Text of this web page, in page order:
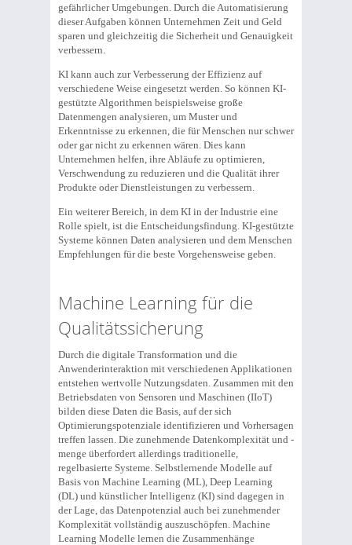
gefährlicher Umgebungen. Durch die Automatisierung
dieser Aufgaben können Unternehmen Zeit und Geld
sparen und gleichzeitig die Sicherheit und Genauigkeit
verbessern.
KI kann auch zur Verbesserung der Effizienz auf
verschiedene Weise eingesetzt werden. So können KI-
gestützte Algorithmen beispielsweise große
Datenmengen analysieren, um Muster und
Erkenntnisse zu erkennen, die für Menschen nur schwer
oder gar nicht zu erkennen wären. Dies kann
Unternehmen helfen, ihre Abläufe zu optimieren,
Verschwendung zu reduzieren und die Qualität ihrer
Produkte oder Dienstleistungen zu verbessern.
Ein weiterer Bereich, in dem KI in der Industrie eine
Rolle spielt, ist die Entscheidungsfindung. KI-gestützte
Systeme können Daten analysieren und dem Menschen
Empfehlungen für die beste Vorgehensweise geben.
Machine Learning für die
Qualitätssicherung
Durch die digitale Transformation und die
Anwenderinteraktion mit verschiedenen Applikationen
entstehen wertvolle Nutzungsdaten. Zusammen mit den
Betriebsdaten von Sensoren und Maschinen (IIoT)
bilden diese Daten die Basis, auf der sich
Optimierungspotenziale identifizieren und Vorhersagen
treffen lassen. Die zunehmende Datenkomplexität und -
menge überfordert allerdings traditionelle,
regelbasierte Systeme. Selbstlernende Modelle auf
Basis von Machine Learning (ML), Deep Learning
(DL) und künstlicher Intelligenz (KI) sind dagegen in
der Lage, das Datenpotenzial auch bei zunehmender
Komplexität vollständig auszuschöpfen. Machine
Learning Modelle lernen die Zusammenhänge